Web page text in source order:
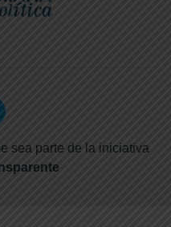
sea parte de la iniciativa